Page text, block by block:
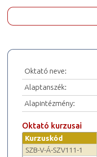
Oktató neve:
Alaptanszék:
Alapintézmény:
Oktató kurzusai
Kurzuskód
SZB-V-Á-SZV111-1